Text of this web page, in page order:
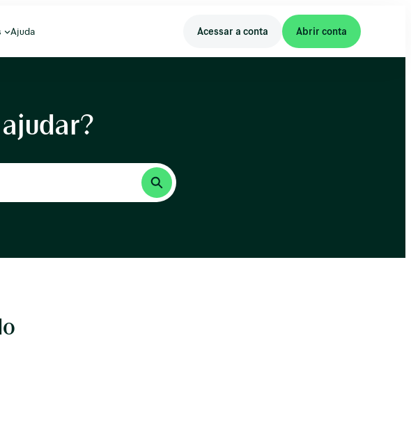
Ajuda Acessar a conta Abrir conta